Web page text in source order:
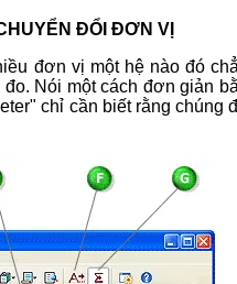
ĐỔI ĐƠN VỊ
đơn vị một hệ nào đó
Nói một cách đơn giản
chỉ cần biết rằng chúng